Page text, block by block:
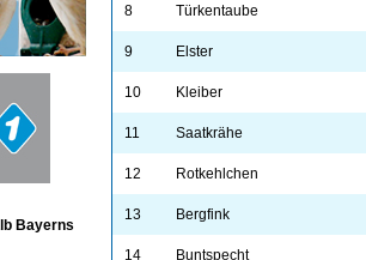
Bayerns
8 Türkentaube
9 Elster
10 Kleiber
11 Saatkrähe
12 Rotkehlchen
13 Bergfink
14 Buntspecht